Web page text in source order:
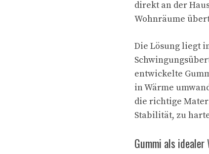
direkt an der
Wohnräume
Die Lösung liegt
entwickelte
in Wärme
die richtige
Stabilität, zu
Gummi als